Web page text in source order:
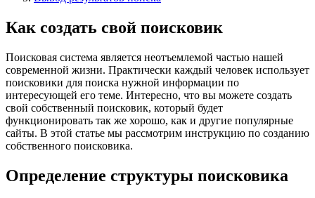
Как создать свой поисковик
Поисковая система является неотъемлемой частью нашей
современной жизни. Практически каждый человек использует
поисковики для поиска нужной информации по
интересующей его теме. Интересно, что вы можете создать
свой собственный поисковик, который будет
функционировать так же хорошо, как и другие популярные
сайты. В этой статье мы рассмотрим инструкцию по созданию
собственного поисковика.
Определение структуры поисковика